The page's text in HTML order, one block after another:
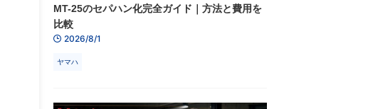
MT-25のセパハン化完全ガイド｜方法と費用を
比較
2026/8/1
ヤマハ